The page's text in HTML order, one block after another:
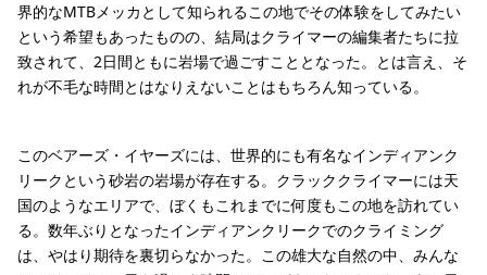
界的なMTBメッカとして知られるこの地でその体験をしてみたい
という希望もあったものの、結局はクライマーの編集者たちに拉
致されて、2日間ともに岩場で過ごすこととなった。とは言え、そ
れが不毛な時間とはなりえないことはもちろん知っている。
このベアーズ・イヤーズには、世界的にも有名なインディアンク
リークという砂岩の岩場が存在する。クラッククライマーには天
国のようなエリアで、ぼくもこれまでに何度もこの地を訪れてい
る。数年ぶりとなったインディアンクリークでのクライミング
は、やはり期待を裏切らなかった。この雄大な自然の中、みんな